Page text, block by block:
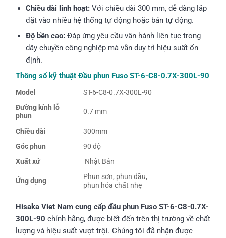
Chiều dài linh hoạt:Với chiều dài 300 mm, dễ dàng lắp
đặt vào nhiều hệ thống tự động hoặc bán tự động.
Độ bền cao:Đáp ứng yêu cầu vận hành liên tục trong
dây chuyền công nghiệp mà vẫn duy trì hiệu suất ổn
định.
Thông số kỹ thuật Đầu phun Fuso ST-6-C8-0.7X-300L-90
Model
ST-6-C8-0.7X-300L-90
Đường kính lỗ
phun
0.7 mm
Chiều dài
300mm
Góc phun
90 độ
Xuất xứ
Nhật Bản
Ứng dụng
Phun sơn, phun dầu,
phun hóa chất nhẹ
Hisaka Viet Nam cung cấp đầu phun Fuso ST-6-C8-0.7X-
300L-90 chính hãng, được biết đến trên thị trường về chất
lượng và hiệu suất vượt trội. Chúng tôi đã nhận được